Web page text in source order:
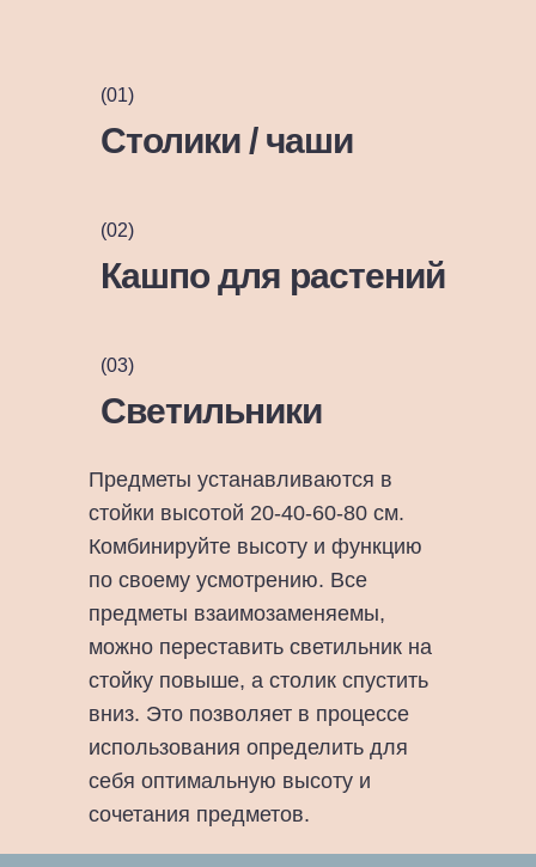
Столики / чаши
(01)
Кашпо для растений
(02)
Светильники
(03)
Предметы устанавливаются в
стойки высотой 20-40-60-80 см.
Комбинируйте высоту и функцию
по своему усмотрению. Все
предметы взаимозаменяемы,
можно переставить светильник на
стойку повыше, а столик спустить
вниз. Это позволяет в процессе
использования определить для
себя оптимальную высоту и
сочетания предметов.